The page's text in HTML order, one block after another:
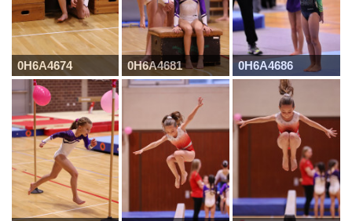
0H6A4674 0H6A4681 0H6A4686